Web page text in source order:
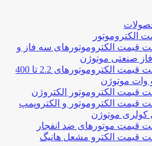
الکتروموتور
قیمت الکتروموتورهای سه فاز و
صنعتی موتوژن
لیست قیمت الکتروموتورهای 2.2 تا 400
وات موتوژن
قیمت الکتروموتور الکتروژن
قیمت الکتروموتور و الکتروپمپ
کولری موتوژن
قیمت موتورهای ضد انفجار
قیمت الکترو مشعل هانیگ